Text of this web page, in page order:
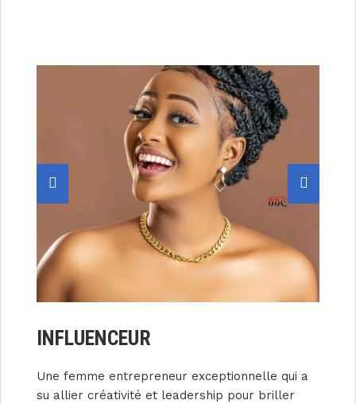
INFLUENCEUR
Une femme entrepreneur exceptionnelle qui a
su allier créativité et leadership pour briller